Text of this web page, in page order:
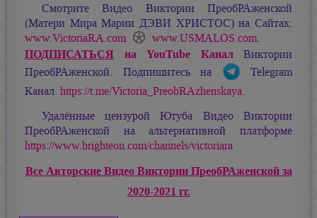
Смотрите Видео Виктории ПреобРАженской
(Матери МираМарии ДЭВИ ХРИСТОС) на Сайтах:
www.VictoriaRA.com
www.USMALOS.com.
ПОДПИСАТЬСЯ на YouTube КаналВиктории
ПреобРАженской. Подпишитесь на
Telegram
Канал https://t.me/Victoria_PreobRAzhenskaya.
Удалённые цензурой Ютуба Видео Виктории
ПреобРАженской на альтернативной платформе
https://www.brighteon.com/channels/victoriara
Все Авторские Видео Виктории ПреобРАженской за
2020-2021 гг.